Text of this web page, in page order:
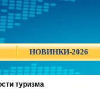
НОВИНКИ-2026
туризма